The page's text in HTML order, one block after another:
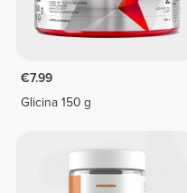
€7.99
Glicina 150 g